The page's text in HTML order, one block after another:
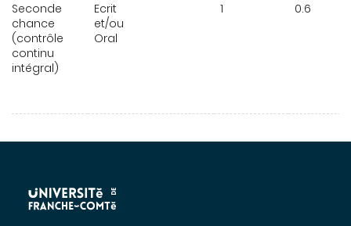
Seconde
chance
(contrôle
continu
intégral)
Ecrit
et/ou
Oral
1 0.6